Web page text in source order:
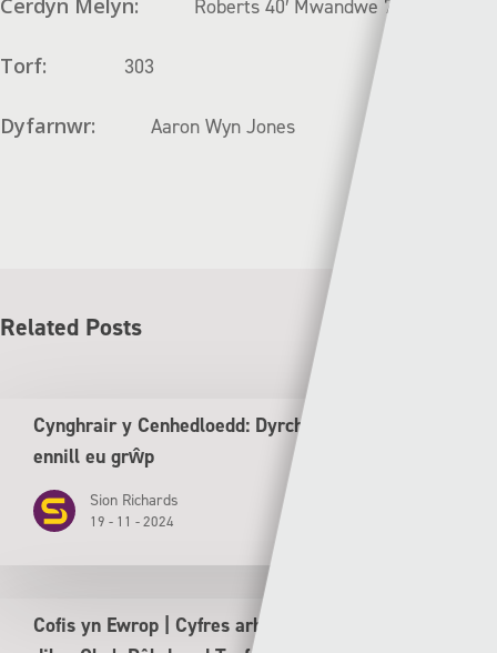
Cerdyn Melyn: Roberts 40′ Mwandwe 76′
Torf: 303
Dyfarnwr: Aaron Wyn Jones
Related Posts
Cynghrair y Cenhedloedd: Dyrchafiad i Gymru ar ôl
ennill eu grŵp
Sion Richards
19 - 11 - 2024
Cofis yn Ewrop | Cyfres arbennig tu ôl y llen yn